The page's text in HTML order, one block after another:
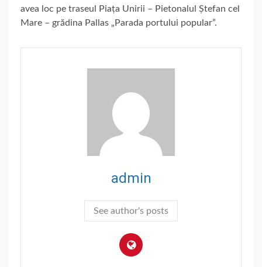
avea loc pe traseul Piața Unirii – Pietonalul Ștefan cel
Mare – grădina Pallas „Parada portului popular”.
admin
See author's posts